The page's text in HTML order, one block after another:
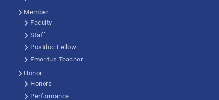
Member
Faculty
Staff
Postdoc Fellow
Emeritus Teacher
Honor
Honors
Performance